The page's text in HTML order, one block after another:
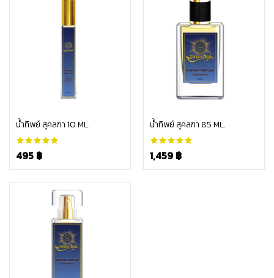
น้ำทิพย์ สุคลฑา 10 ML.
495 ฿
หยิบใส่ตะกร้า น้ำทิพย์ สุคลฑา 85 ML.
1,459 ฿
หยิบใส่ตะกร้า